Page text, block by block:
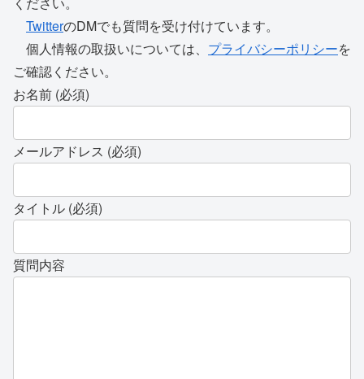
TwitterのDMでも質問を受け付けています。
個人情報の取扱いについては、 プライバシーポリシーを
ご確認ください。
お名前 (必須)
メールアドレス (必須)
タイトル (必須)
質問内容